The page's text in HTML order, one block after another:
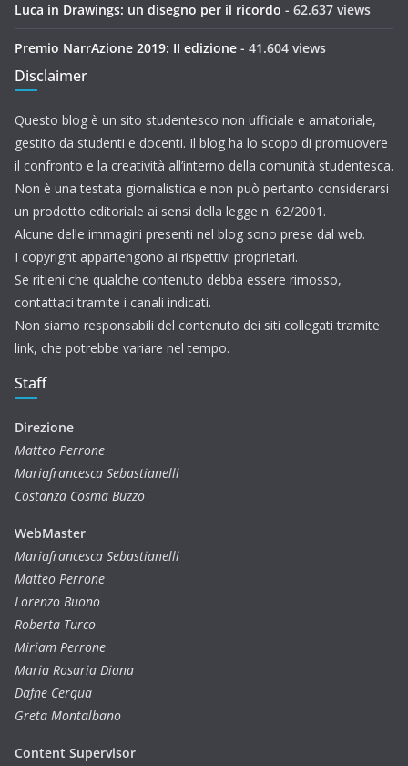
Luca in Drawings: un disegno per il ricordo - 62.637 views
Premio NarrAzione 2019: II edizione - 41.604 views
Disclaimer
Questo blog è un sito studentesco non ufficiale e amatoriale,
gestito da studenti e docenti. Il blog ha lo scopo di promuovere
il confronto e la creatività all’interno della comunità studentesca.
Non è una testata giornalistica e non può pertanto considerarsi
un prodotto editoriale ai sensi della legge n. 62/2001.
Alcune delle immagini presenti nel blog sono prese dal web.
I copyright appartengono ai rispettivi proprietari.
Se ritieni che qualche contenuto debba essere rimosso,
contattaci tramite i canali indicati.
Non siamo responsabili del contenuto dei siti collegati tramite
link, che potrebbe variare nel tempo.
Staff
Direzione
Matteo Perrone
Mariafrancesca Sebastianelli
Costanza Cosma Buzzo
WebMaster
Mariafrancesca Sebastianelli
Matteo Perrone
Lorenzo Buono
Roberta Turco
Miriam Perrone
Maria Rosaria Diana
Dafne Cerqua
Greta Montalbano
Content Supervisor